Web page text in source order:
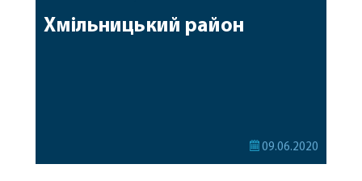
Хмільницький район
09.06.2020